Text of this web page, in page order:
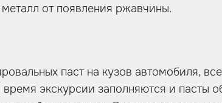
от появления ржавчины.
паст на кузов автомобиля,
экскурсии заполняются и пасты